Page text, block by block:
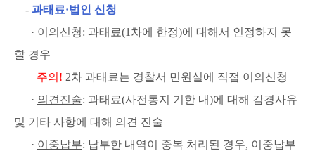
- 과태료·법인 신청
· 이의신청: 과태료(1차에 한정)에 대해서 인정하지 못
할 경우
주의! 2차 과태료는 경찰서 민원실에 직접 이의신청
· 의견진술: 과태료(사전통지 기한 내)에 대해 감경사유
및 기타 사항에 대해 의견 진술
· 이중납부: 납부한 내역이 중복 처리된 경우, 이중납부